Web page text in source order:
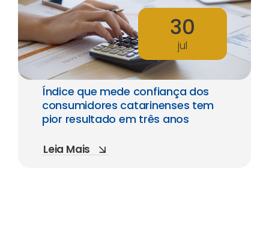
30
jul
Índice que mede confiança dos
consumidores catarinenses tem
pior resultado em três anos
Leia Mais